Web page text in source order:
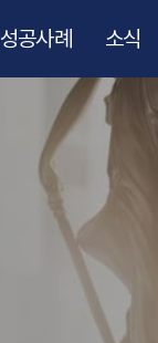
성공사례 소식